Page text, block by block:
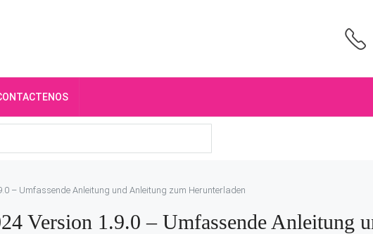
– Umfassende Anleitung und Anleitung zum Herunterladen
Version 1.9.0 – Umfassende Anleitung